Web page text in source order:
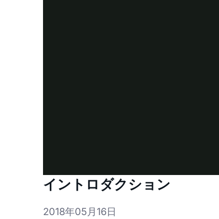
イントロダクション
2018年05月16日